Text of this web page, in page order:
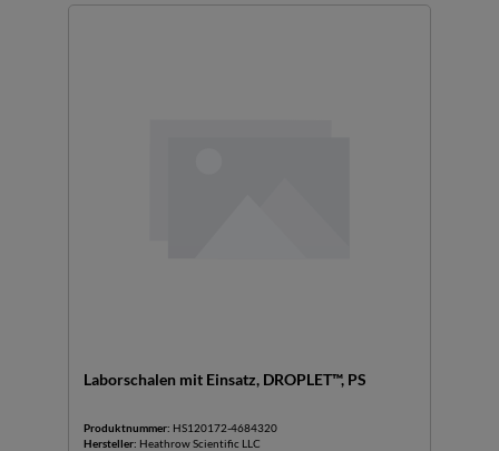
Laborschalen mit Einsatz, DROPLET™, PS
Produktnummer: HS120172-4684320
Hersteller: Heathrow Scientific LLC